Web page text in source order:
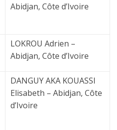
Abidjan, Côte d’Ivoire
LOKROU Adrien –
Abidjan, Côte d’Ivoire
DANGUY AKA KOUASSI
Elisabeth – Abidjan, Côte
d’Ivoire